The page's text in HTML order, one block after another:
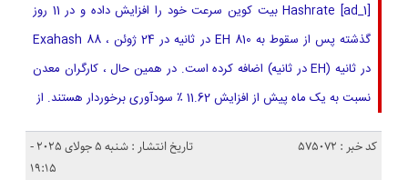
[ad_1] Hashrate بیت کوین سرعت خود را افزایش داده و در 11 روز
گذشته پس از سقوط به 810 EH در ثانیه در 24 ژوئن ، 88 Exahash
در ثانیه (EH در ثانیه) اضافه کرده است. در همین حال ، کارگران معدن
نسبت به یک ماه پیش از افزایش 11.62 ٪ سودآوری برخوردار هستند. از
کد خبر : 575072
تاریخ انتشار : شنبه 5 جولای 2025 -
19:15